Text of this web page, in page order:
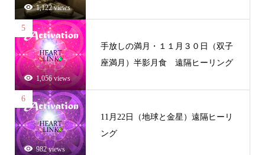
1,122 views
5
1,056 views
手放しの満月・１１月３０日（双子
座満月）半影月食 遠隔ヒーリング
6
982 views
11月22日（地球と金星）遠隔ヒーリ
ング